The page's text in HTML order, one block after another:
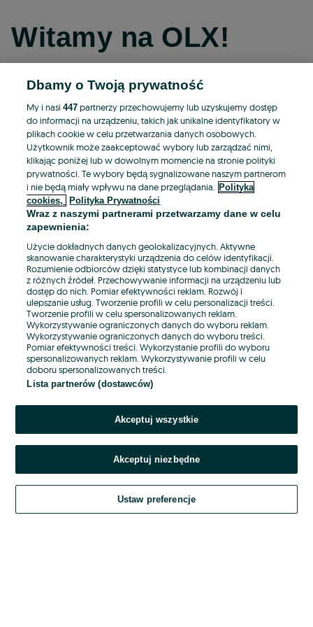
Witamy na OLX!
Kontynuuj przez Facebooka
Kontynuuj przez konto Apple
Kontynuuj przez konto Google
LUB
E-mail
Hasło
Nie pamiętasz hasła?
Zaloguj się
Kontynuując za pośrednictwem jednego z dostawców wskazanych powyżej,
Regulamin serwisu OLX.pl w jego aktualnym brzmieniu.
Dbamy o Twoją prywatność
My i nasi447 partnerzy przechowujemy lub uzyskujemy dostęp
do informacji na urządzeniu, takich jak unikalne identyfikatory w
plikach cookie w celu przetwarzania danych osobowych.
Użytkownik może zaakceptować wybory lub zarządzać nimi,
klikając poniżej lub w dowolnym momencie na stronie polityki
prywatności. Te wybory będą sygnalizowane naszym partnerom
i nie będą miały wpływu na dane przeglądania.
Polityka
cookies,
Polityka Prywatności
Wraz z naszymi partnerami przetwarzamy dane w celu
zapewnienia:
Użycie dokładnych danych geolokalizacyjnych. Aktywne
skanowanie charakterystyki urządzenia do celów identyfikacji.
Rozumienie odbiorców dzięki statystyce lub kombinacji danych
z różnych źródeł. Przechowywanie informacji na urządzeniu lub
dostęp do nich. Pomiar efektywności reklam. Rozwój i
ulepszanie usług. Tworzenie profili w celu personalizacji treści.
Tworzenie profili w celu spersonalizowanych reklam.
Wykorzystywanie ograniczonych danych do wyboru reklam.
Wykorzystywanie ograniczonych danych do wyboru treści.
Pomiar efektywności treści. Wykorzystanie profili do wyboru
spersonalizowanych reklam. Wykorzystywanie profili w celu
doboru spersonalizowanych treści.
Lista partnerów (dostawców)
Akceptuj wszystkie
Akceptuj niezbędne
Ustaw preferencje